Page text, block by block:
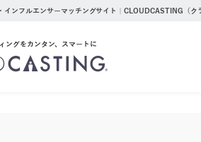
インフルエンサーマッチングサイト｜CLOUDCASTING（ク
ングをカンタン、スマートに